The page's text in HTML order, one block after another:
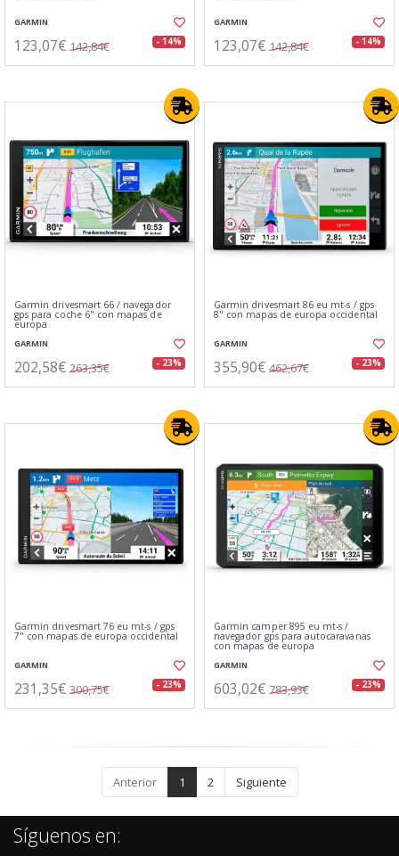
GARMIN
123,07€ 142,84€ - 14%
GARMIN
123,07€ 142,84€ - 14%
Garmin drivesmart 66 / navegador
gps para coche 6" con mapas de
europa
GARMIN
202,58€ 263,35€ - 23%
Garmin drivesmart 86 eu mt-s / gps
8" con mapas de europa occidental
GARMIN
355,90€ 462,67€ - 23%
Garmin drivesmart 76 eu mt-s / gps
7" con mapas de europa occidental
GARMIN
231,35€ 300,75€ - 23%
Garmin camper 895 eu mt-s /
navegador gps para autocaravanas
con mapas de europa
GARMIN
603,02€ 783,93€ - 23%
Anterior 1 2 Siguiente
Síguenos en: